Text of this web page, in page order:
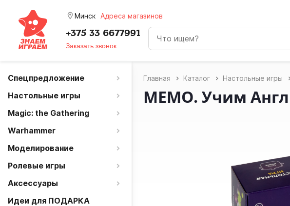
room Минск Адреса магазинов
+375 33 6677991
Заказать звонок
Спецпредложение
Настольные игры
Magic: the Gathering
Warhammer
Моделирование
Ролевые игры
Аксессуары
Идеи для ПОДАРКА
Главная Каталог Настольные игры
МЕМО. Учим